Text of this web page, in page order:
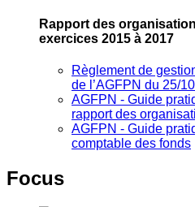
Rapport des
exercices 2015 à 2017
Règlement de
de l’AGFPN du 25/
AGFPN ‐ Guide
rapport des
AGFPN ‐ Guide
comptable des fonds
Focus